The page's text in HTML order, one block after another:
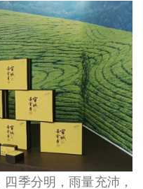
季分明，雨量充沛，